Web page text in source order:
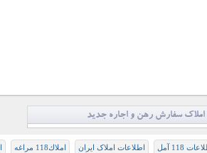
املاک سفارش رهن و اجاره جدید
118 آمل اطلاعات املاک ایران املاك118 مراغه